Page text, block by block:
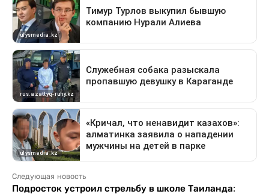
Следующая новость
Подросток устроил стрельбу в школе Таиланда: